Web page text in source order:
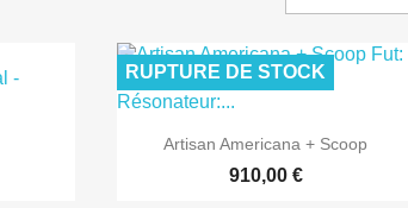
 Aperçu rapide
Artisan Americana + Scoop
910,00 €
RUPTURE DE STOCK